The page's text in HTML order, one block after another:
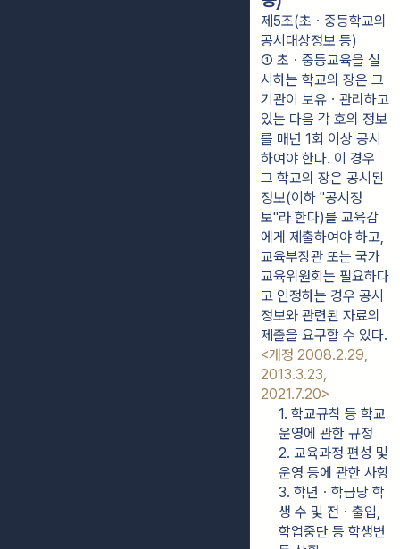
제5조(초ㆍ중등학교의
공시대상정보 등)
① 초ㆍ중등교육을 실
시하는 학교의 장은 그
기관이 보유ㆍ관리하고
있는 다음 각 호의 정보
를 매년 1회 이상 공시
하여야 한다. 이 경우
그 학교의 장은 공시된
정보(이하 "공시정
보"라 한다)를 교육감
에게 제출하여야 하고,
교육부장관 또는 국가
교육위원회는 필요하다
고 인정하는 경우 공시
정보와 관련된 자료의
<개정 2008.2.29,
2013.3.23,
2021.7.20>
1. 학교규칙 등 학교
운영에 관한 규정
2. 교육과정 편성 및
운영 등에 관한 사항
3. 학년ㆍ학급당 학
생 수 및 전ㆍ출입,
학업중단 등 학생변